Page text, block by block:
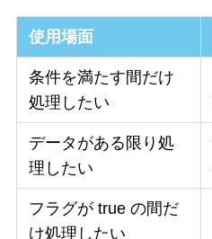
使用場面
条件を満たす間だけ
処理したい
データがある限り処
理したい
フラグが true の間だ
け処理したい